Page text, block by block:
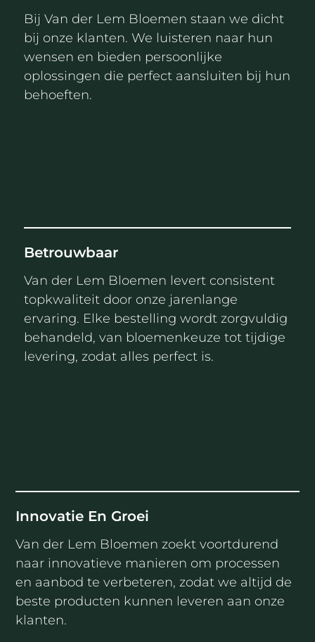
Bij Van der Lem Bloemen staan we dicht
bij onze klanten. We luisteren naar hun
wensen en bieden persoonlijke
oplossingen die perfect aansluiten bij hun
behoeften.
Betrouwbaar
Van der Lem Bloemen levert consistent
topkwaliteit door onze jarenlange
ervaring. Elke bestelling wordt zorgvuldig
behandeld, van bloemenkeuze tot tijdige
levering, zodat alles perfect is.
Innovatie En Groei
Van der Lem Bloemen zoekt voortdurend
naar innovatieve manieren om processen
en aanbod te verbeteren, zodat we altijd de
beste producten kunnen leveren aan onze
klanten.